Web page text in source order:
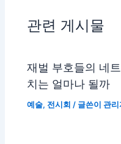
관련 게시물
재벌 부호들의 네
치는 얼마나 될까
예술, 전시회 / 글쓴이관리